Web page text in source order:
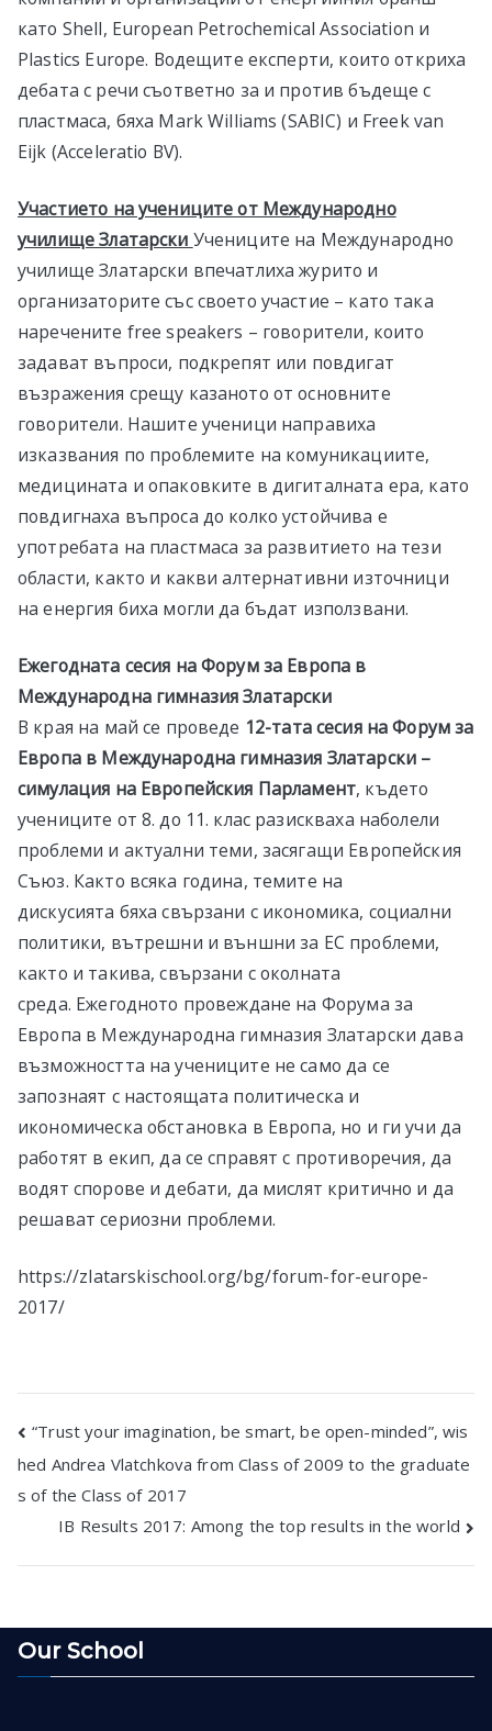
като Shell, European Petrochemical Association и
Plastics Europe. Водещите експерти, които откриха
дебата с речи съответно за и против бъдеще с
пластмаса, бяха Mark Williams (SABIC) и Freek van
Eijk (Acceleratio BV).
Участието на учениците от Международно
училище Златарски Учениците на Международно
училище Златарски впечатлиха журито и
организаторите със своето участие – като така
наречените free speakers – говорители, които
задават въпроси, подкрепят или повдигат
възражения срещу казаното от основните
говорители. Нашите ученици направиха
изказвания по проблемите на комуникациите,
медицината и опаковките в дигиталната ера, като
повдигнаха въпроса до колко устойчива е
употребата на пластмаса за развитието на тези
области, както и какви алтернативни източници
на енергия биха могли да бъдат използвани.
Eжегодната сесия на Форум за Европа в
Международна гимназия Златарски
В края на май се проведе 12-тата сесия на Форум за
Европа в Международна гимназия Златарски –
симулация на Европейския Парламент, където
учениците от 8. до 11. клас разискваха наболели
проблеми и актуални теми, засягащи Европейския
Съюз. Както всяка година, темите на
дискусията бяха свързани с икономика, социални
политики, вътрешни и външни за ЕС проблеми,
както и такива, свързани с околната
среда. Ежегодното провеждане на Форума за
Европа в Международна гимназия Златарски дава
възможността на учениците не само да се
запознаят с настоящата политическа и
икономическа обстановка в Европа, но и ги учи да
работят в екип, да се справят с противоречия, да
водят спорове и дебати, да мислят критично и да
решават сериозни проблеми.
https://zlatarskischool.org/bg/forum-for-europe-
2017/
Post
navigation
“Trust your imagination, be smart, be open-minded”, wis
hed Andrea Vlatchkova from Class of 2009 to the graduate
s of the Class of 2017
IB Results 2017: Among the top results in the world
Our School